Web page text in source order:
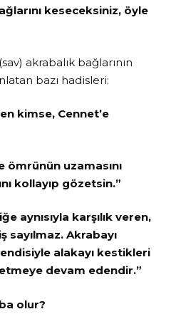
keseceksiniz, öyle
akrabalık bağlarının
bazı hadisleri:
kimse, Cennet’e
ömrünün uzamasını
kollayıp gözetsin.”
aynısıyla karşılık veren,
sayılmaz. Akrabayı
alakayı kestikleri
devam edendir.”
olur?